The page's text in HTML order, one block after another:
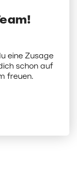
eine Zusage
schon auf
freuen.